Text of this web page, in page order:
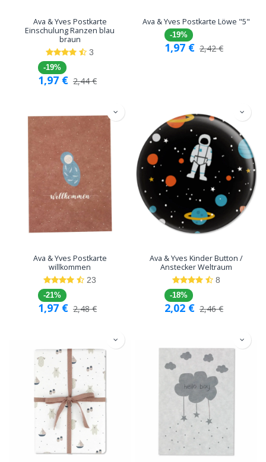
Ava & Yves Postkarte
Einschulung Ranzen blau
braun
3
-19%
1,97 € 2,44€
Ava & Yves Postkarte Löwe "5"
-19%
1,97 € 2,42€
Ava & Yves Postkarte
willkommen
23
-21%
1,97 € 2,48€
Ava & Yves Kinder Button /
Anstecker Weltraum
8
-18%
2,02 € 2,46€